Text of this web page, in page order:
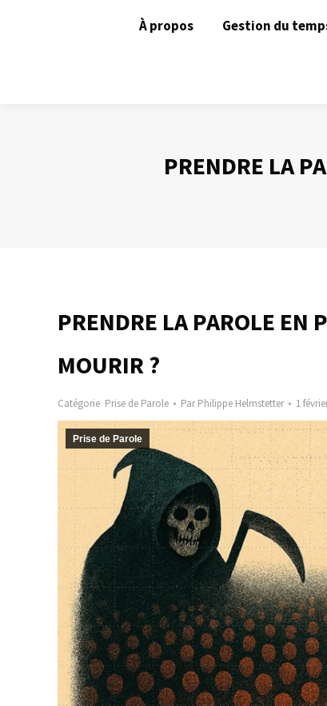
À propos Gestion du
PRENDRE LA
PRENDRE LA PAROLE EN
MOURIR ?
Catégorie Prise de Parole ParPhilippe Helmstetter 1
Prise de Parole